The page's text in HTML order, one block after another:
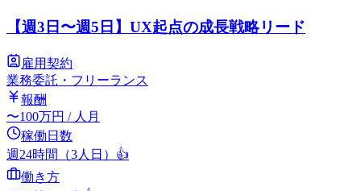
【週3日〜週5日】UX起点の成長戦略リード
雇用契約
業務委託・フリーランス
報酬
〜100万円 / 人月
稼働日数
週24時間（3人日） 👍
働き方